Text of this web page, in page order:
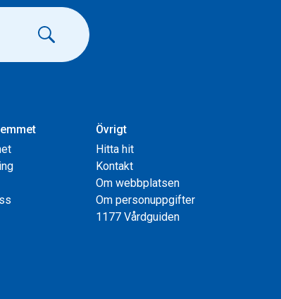
Övrigt
Hitta hit
Kontakt
Om webbplatsen
Om personuppgifter
1177 Vårdguiden